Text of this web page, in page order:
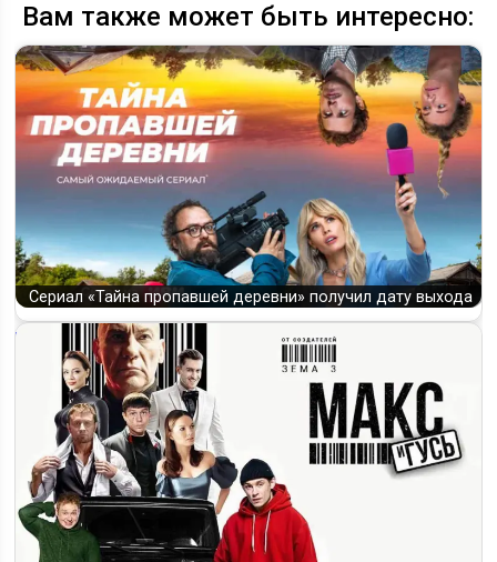
Вам также может быть интересно:
Сериал «Тайна пропавшей деревни» получил дату выхода